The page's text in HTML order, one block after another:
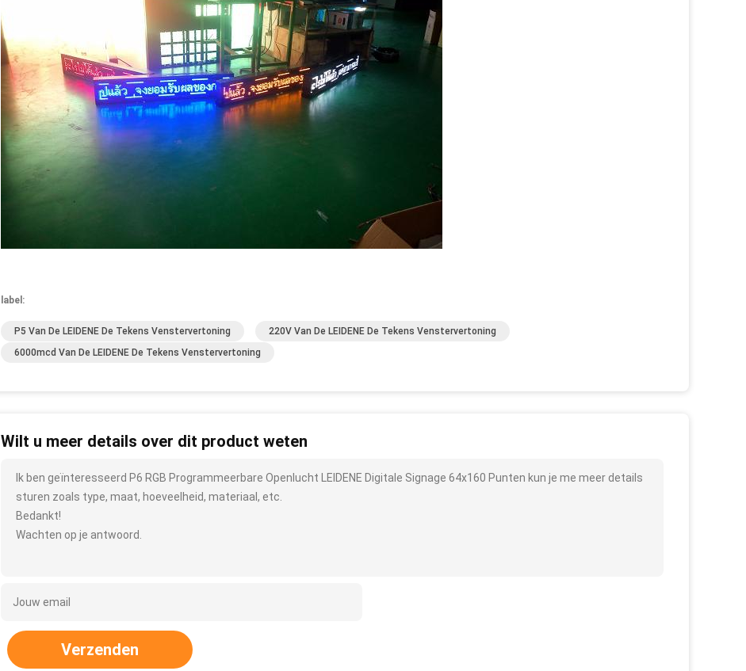
label:
P5 Van De LEIDENE De Tekens Venstervertoning
220V Van De LEIDENE De Tekens Venstervertoning
6000mcd Van De LEIDENE De Tekens Venstervertoning
Wilt u meer details over dit product weten
Ik ben geïnteresseerd P6 RGB Programmeerbare Openlucht LEIDENE Digitale Signage 64x160 Punten kun je me meer details
sturen zoals type, maat, hoeveelheid, materiaal, etc.
Bedankt!
Wachten op je antwoord.
Verzenden